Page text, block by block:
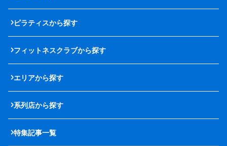
ピラティスから探す
フィットネスクラブから探す
エリアから探す
系列店から探す
特集記事一覧